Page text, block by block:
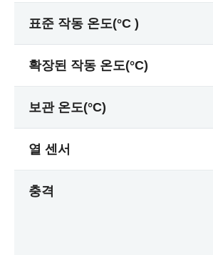
표준 작동 온도(°C )
확장된 작동 온도(°C)
보관 온도(°C)
열 센서
충격